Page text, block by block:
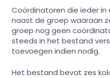
Coördinatoren die ieder in
naast de groep waaraan
groep nog geen
steeds in het bestand
toevoegen indien nodig.
Het bestand bevat zes